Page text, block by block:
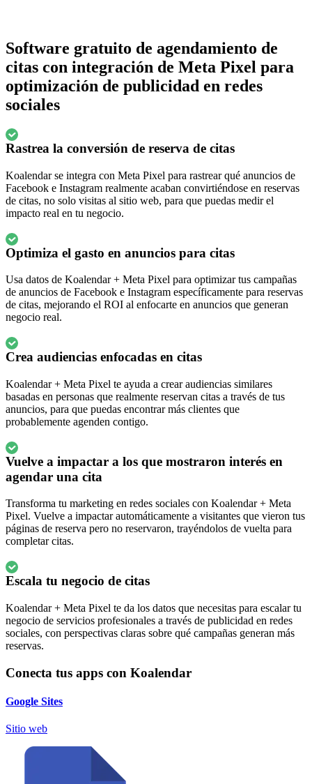
Software gratuito de agendamiento de
citas con integración de Meta Pixel para
optimización de publicidad en redes
sociales
Rastrea la conversión de reserva de citas
Koalendar se integra con Meta Pixel para rastrear qué anuncios de
Facebook e Instagram realmente acaban convirtiéndose en reservas
de citas, no solo visitas al sitio web, para que puedas medir el
impacto real en tu negocio.
Optimiza el gasto en anuncios para citas
Usa datos de Koalendar + Meta Pixel para optimizar tus campañas
de anuncios de Facebook e Instagram específicamente para reservas
de citas, mejorando el ROI al enfocarte en anuncios que generan
negocio real.
Crea audiencias enfocadas en citas
Koalendar + Meta Pixel te ayuda a crear audiencias similares
basadas en personas que realmente reservan citas a través de tus
anuncios, para que puedas encontrar más clientes que
probablemente agenden contigo.
Vuelve a impactar a los que mostraron interés en
agendar una cita
Transforma tu marketing en redes sociales con Koalendar + Meta
Pixel. Vuelve a impactar automáticamente a visitantes que vieron tus
páginas de reserva pero no reservaron, trayéndolos de vuelta para
completar citas.
Escala tu negocio de citas
Koalendar + Meta Pixel te da los datos que necesitas para escalar tu
negocio de servicios profesionales a través de publicidad en redes
sociales, con perspectivas claras sobre qué campañas generan más
reservas.
Conecta tus apps con Koalendar
Google Sites
Sitio web